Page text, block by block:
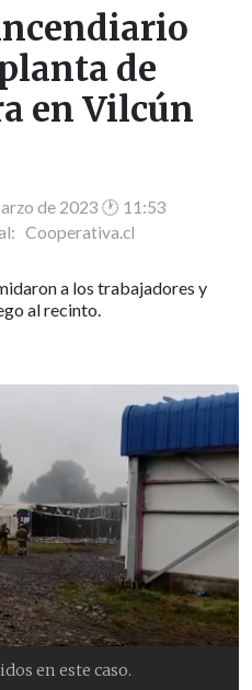
de
en Vilcún
de 2023 🕐 11:53
Cooperativa.cl
a los trabajadores y
al recinto.
en este caso.